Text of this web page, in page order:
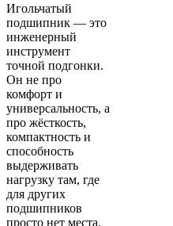
Игольчатый
подшипник — это
инженерный
инструмент
точной подгонки.
Он не про
комфорт и
универсальность, а
про жёсткость,
компактность и
способность
выдерживать
нагрузку там, где
для других
подшипников
просто нет места.